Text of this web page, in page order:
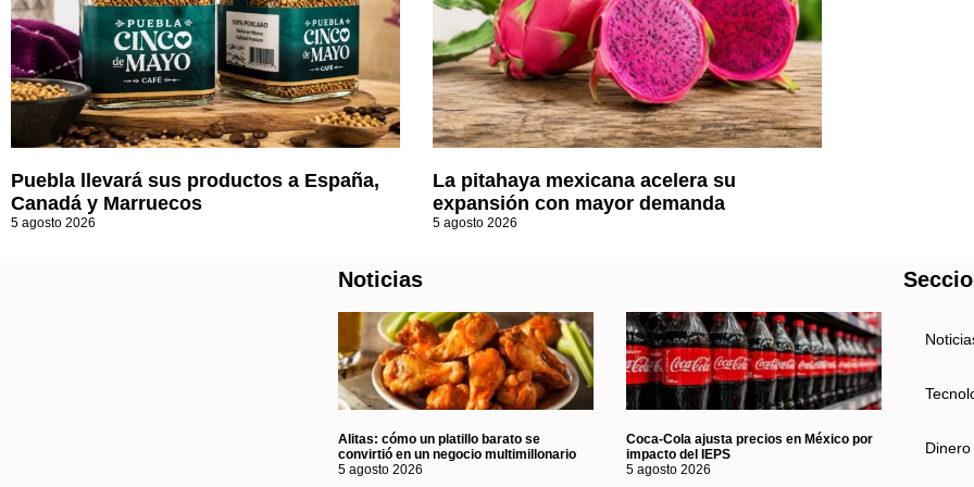
Puebla llevará sus productos a España,
Canadá y Marruecos
5 agosto 2026
La pitahaya mexicana acelera su
expansión con mayor demanda
5 agosto 2026
Noticias
Alitas: cómo un platillo barato se
convirtió en un negocio multimillonario
5 agosto 2026
Coca-Cola ajusta precios en México por
impacto del IEPS
5 agosto 2026
Dinero